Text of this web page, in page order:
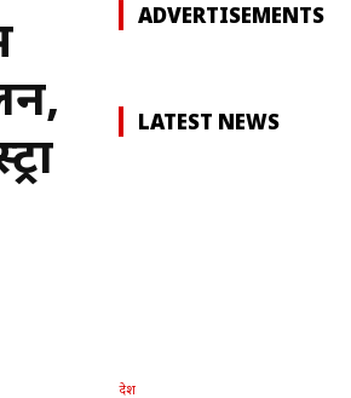
ADVERTISEMENTS
LATEST NEWS
देश